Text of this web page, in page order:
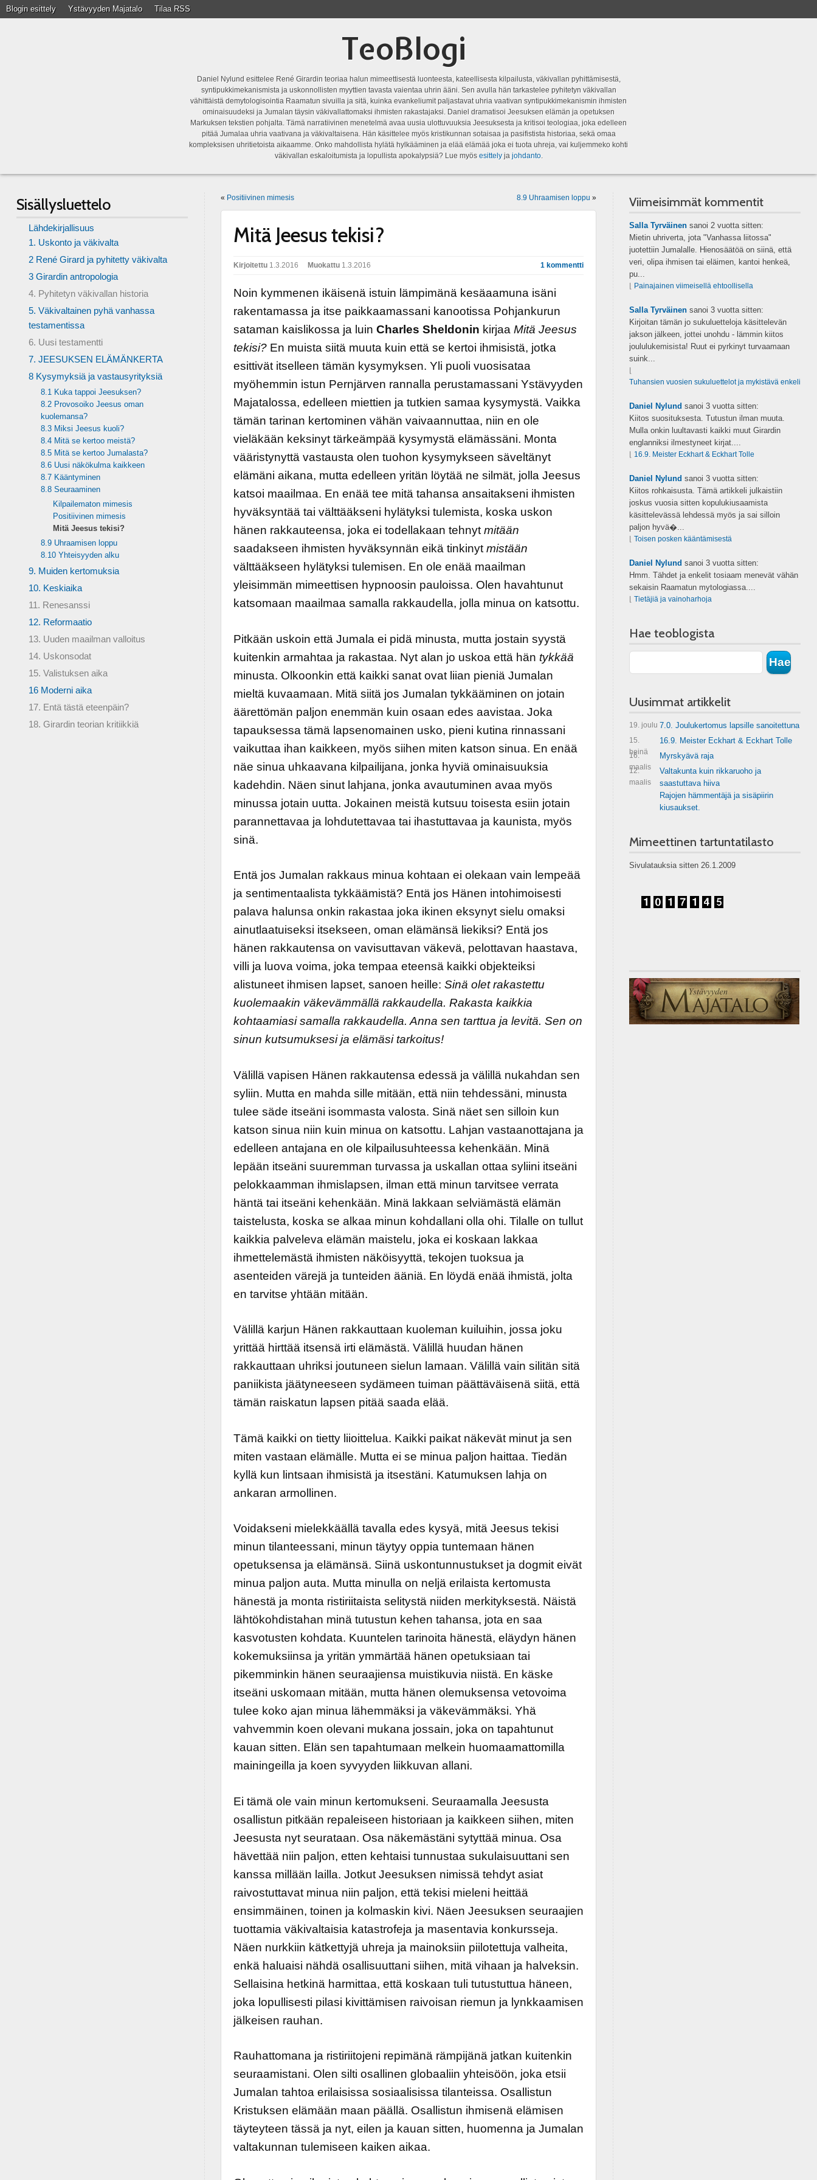
Blogin esittely Ystävyyden Majatalo Tilaa RSS
TeoBlogi
Daniel Nylund esittelee René Girardin teoriaa halun mimeettisestä luonteesta, kateellisesta kilpailusta, väkivallan pyhittämisestä,
syntipukkimekanismista ja uskonnollisten myyttien tavasta vaientaa uhrin ääni. Sen avulla hän tarkastelee pyhitetyn väkivallan
vähittäistä demytologisointia Raamatun sivuilla ja sitä, kuinka evankeliumit paljastavat uhria vaativan syntipukkimekanismin ihmisten
ominaisuudeksi ja Jumalan täysin väkivallattomaksi ihmisten rakastajaksi. Daniel dramatisoi Jeesuksen elämän ja opetuksen
Markuksen tekstien pohjalta. Tämä narratiivinen menetelmä avaa uusia ulottuvuuksia Jeesuksesta ja kritisoi teologiaa, joka edelleen
pitää Jumalaa uhria vaativana ja väkivaltaisena. Hän käsittelee myös kristikunnan sotaisaa ja pasifistista historiaa, sekä omaa
kompleksisen uhritietoista aikaamme. Onko mahdollista hylätä hylkääminen ja elää elämää joka ei tuota uhreja, vai kuljemmeko kohti
väkivallan eskaloitumista ja lopullista apokalypsiä? Lue myös esittelyja johdanto.
« Positiivinen mimesis 8.9 Uhraamisen loppu »
Mitä Jeesus tekisi?
1 kommentti
Kirjoitettu1.3.2016 Muokattu1.3.2016
Noin kymmenen ikäisenä istuin lämpimänä kesäaamuna isäni
rakentamassa ja itse paikkaamassani kanootissa Pohjankurun
sataman kaislikossa ja luin Charles Sheldonin kirjaa Mitä Jeesus
tekisi? En muista siitä muuta kuin että se kertoi ihmisistä, jotka
esittivät itselleen tämän kysymyksen. Yli puoli vuosisataa
myöhemmin istun Pernjärven rannalla perustamassani Ystävyyden
Majatalossa, edelleen miettien ja tutkien samaa kysymystä. Vaikka
tämän tarinan kertominen vähän vaivaannuttaa, niin en ole
vieläkään keksinyt tärkeämpää kysymystä elämässäni. Monta
vääristynyttä vastausta olen tuohon kysymykseen säveltänyt
elämäni aikana, mutta edelleen yritän löytää ne silmät, jolla Jeesus
katsoi maailmaa. En enää tee mitä tahansa ansaitakseni ihmisten
hyväksyntää tai välttääkseni hylätyksi tulemista, koska uskon
hänen rakkauteensa, joka ei todellakaan tehnyt mitään
saadakseen ihmisten hyväksynnän eikä tinkinyt mistään
välttääkseen hylätyksi tulemisen. En ole enää maailman
yleisimmän mimeettisen hypnoosin pauloissa. Olen havahtunut
katsomaan maailmaa samalla rakkaudella, jolla minua on katsottu.
Pitkään uskoin että Jumala ei pidä minusta, mutta jostain syystä
kuitenkin armahtaa ja rakastaa. Nyt alan jo uskoa että hän tykkää
minusta. Olkoonkin että kaikki sanat ovat liian pieniä Jumalan
mieltä kuvaamaan. Mitä siitä jos Jumalan tykkääminen on jotain
äärettömän paljon enemmän kuin osaan edes aavistaa. Joka
tapauksessa tämä lapsenomainen usko, pieni kutina rinnassani
vaikuttaa ihan kaikkeen, myös siihen miten katson sinua. En enää
näe sinua uhkaavana kilpailijana, jonka hyviä ominaisuuksia
kadehdin. Näen sinut lahjana, jonka avautuminen avaa myös
minussa jotain uutta. Jokainen meistä kutsuu toisesta esiin jotain
parannettavaa ja lohdutettavaa tai ihastuttavaa ja kaunista, myös
sinä.
Entä jos Jumalan rakkaus minua kohtaan ei olekaan vain lempeää
ja sentimentaalista tykkäämistä? Entä jos Hänen intohimoisesti
palava halunsa onkin rakastaa joka ikinen eksynyt sielu omaksi
ainutlaatuiseksi itsekseen, oman elämänsä liekiksi? Entä jos
hänen rakkautensa on vavisuttavan väkevä, pelottavan haastava,
villi ja luova voima, joka tempaa eteensä kaikki objekteiksi
alistuneet ihmisen lapset, sanoen heille: Sinä olet rakastettu
kuolemaakin väkevämmällä rakkaudella. Rakasta kaikkia
kohtaamiasi samalla rakkaudella. Anna sen tarttua ja levitä. Sen on
sinun kutsumuksesi ja elämäsi tarkoitus!
Välillä vapisen Hänen rakkautensa edessä ja välillä nukahdan sen
syliin. Mutta en mahda sille mitään, että niin tehdessäni, minusta
tulee säde itseäni isommasta valosta. Sinä näet sen silloin kun
katson sinua niin kuin minua on katsottu. Lahjan vastaanottajana ja
edelleen antajana en ole kilpailusuhteessa kehenkään. Minä
lepään itseäni suuremman turvassa ja uskallan ottaa syliini itseäni
pelokkaamman ihmislapsen, ilman että minun tarvitsee verrata
häntä tai itseäni kehenkään. Minä lakkaan selviämästä elämän
taistelusta, koska se alkaa minun kohdallani olla ohi. Tilalle on tullut
kaikkia palveleva elämän maistelu, joka ei koskaan lakkaa
ihmettelemästä ihmisten näköisyyttä, tekojen tuoksua ja
asenteiden värejä ja tunteiden ääniä. En löydä enää ihmistä, jolta
en tarvitse yhtään mitään.
Välillä karjun Hänen rakkauttaan kuoleman kuiluihin, jossa joku
yrittää hirttää itsensä irti elämästä. Välillä huudan hänen
rakkauttaan uhriksi joutuneen sielun lamaan. Välillä vain silitän sitä
paniikista jäätyneeseen sydämeen tuiman päättäväisenä siitä, että
tämän raiskatun lapsen pitää saada elää.
Tämä kaikki on tietty liioittelua. Kaikki paikat näkevät minut ja sen
miten vastaan elämälle. Mutta ei se minua paljon haittaa. Tiedän
kyllä kun lintsaan ihmisistä ja itsestäni. Katumuksen lahja on
ankaran armollinen.
Voidakseni mielekkäällä tavalla edes kysyä, mitä Jeesus tekisi
minun tilanteessani, minun täytyy oppia tuntemaan hänen
opetuksensa ja elämänsä. Siinä uskontunnustukset ja dogmit eivät
minua paljon auta. Mutta minulla on neljä erilaista kertomusta
hänestä ja monta ristiriitaista selitystä niiden merkityksestä. Näistä
lähtökohdistahan minä tutustun kehen tahansa, jota en saa
kasvotusten kohdata. Kuuntelen tarinoita hänestä, eläydyn hänen
kokemuksiinsa ja yritän ymmärtää hänen opetuksiaan tai
pikemminkin hänen seuraajiensa muistikuvia niistä. En käske
itseäni uskomaan mitään, mutta hänen olemuksensa vetovoima
tulee koko ajan minua lähemmäksi ja väkevämmäksi. Yhä
vahvemmin koen olevani mukana jossain, joka on tapahtunut
kauan sitten. Elän sen tapahtumaan melkein huomaamattomilla
mainingeilla ja koen syvyyden liikkuvan allani.
Ei tämä ole vain minun kertomukseni. Seuraamalla Jeesusta
osallistun pitkään repaleiseen historiaan ja kaikkeen siihen, miten
Jeesusta nyt seurataan. Osa näkemästäni sytyttää minua. Osa
hävettää niin paljon, etten kehtaisi tunnustaa sukulaisuuttani sen
kanssa millään lailla. Jotkut Jeesuksen nimissä tehdyt asiat
raivostuttavat minua niin paljon, että tekisi mieleni heittää
ensimmäinen, toinen ja kolmaskin kivi. Näen Jeesuksen seuraajien
tuottamia väkivaltaisia katastrofeja ja masentavia konkursseja.
Näen nurkkiin kätkettyjä uhreja ja mainoksiin piilotettuja valheita,
enkä haluaisi nähdä osallisuuttani siihen, mitä vihaan ja halveksin.
Sellaisina hetkinä harmittaa, että koskaan tuli tutustuttua häneen,
joka lopullisesti pilasi kivittämisen raivoisan riemun ja lynkkaamisen
jälkeisen rauhan.
Rauhattomana ja ristiriitojeni repimänä rämpijänä jatkan kuitenkin
seuraamistani. Olen silti osallinen globaaliin yhteisöön, joka etsii
Jumalan tahtoa erilaisissa sosiaalisissa tilanteissa. Osallistun
Kristuksen elämään maan päällä. Osallistun ihmisenä elämisen
täyteyteen tässä ja nyt, eilen ja kauan sitten, huomenna ja Jumalan
valtakunnan tulemiseen kaiken aikaa.
Sisällysluettelo
Lähdekirjallisuus
1. Uskonto ja väkivalta
2 René Girard ja pyhitetty väkivalta
3 Girardin antropologia
4. Pyhitetyn väkivallan historia
5. Väkivaltainen pyhä vanhassa
testamentissa
6. Uusi testamentti
7. JEESUKSEN ELÄMÄNKERTA
8 Kysymyksiä ja vastausyrityksiä
8.1 Kuka tappoi Jeesuksen?
8.2 Provosoiko Jeesus oman
kuolemansa?
8.3 Miksi Jeesus kuoli?
8.4 Mitä se kertoo meistä?
8.5 Mitä se kertoo Jumalasta?
8.6 Uusi näkökulma kaikkeen
8.7 Kääntyminen
8.8 Seuraaminen
Kilpailematon mimesis
Positiivinen mimesis
Mitä Jeesus tekisi?
8.9 Uhraamisen loppu
8.10 Yhteisyyden alku
9. Muiden kertomuksia
10. Keskiaika
11. Renesanssi
12. Reformaatio
13. Uuden maailman valloitus
14. Uskonsodat
15. Valistuksen aika
16 Moderni aika
17. Entä tästä eteenpäin?
18. Girardin teorian kritiikkiä
Viimeisimmät kommentit
Salla Tyrväinensanoi 2 vuotta sitten:
Mietin uhriverta, jota "Vanhassa liitossa"
juotettiin Jumalalle. Hienosäätöä on siinä, että
veri, olipa ihmisen tai eläimen, kantoi henkeä,
pu...
Painajainen viimeisellä ehtoollisella
Salla Tyrväinensanoi 3 vuotta sitten:
Kirjoitan tämän jo sukuluetteloja käsittelevän
jakson jälkeen, jottei unohdu - lämmin kiitos
joululukemisista! Ruut ei pyrkinyt turvaamaan
suink...
Tuhansien vuosien sukuluettelot ja mykistävä enkeli
Daniel Nylund sanoi 3 vuotta sitten:
Kiitos suosituksesta. Tutustun ilman muuta.
Mulla onkin luultavasti kaikki muut Girardin
englanniksi ilmestyneet kirjat....
16.9. Meister Eckhart & Eckhart Tolle
Daniel Nylund sanoi 3 vuotta sitten:
Kiitos rohkaisusta. Tämä artikkeli julkaistiin
joskus vuosia sitten kopulukiusaamista
käsittelevässä lehdessä myös ja sai silloin
paljon hyvä�...
Toisen posken kääntämisestä
Daniel Nylund sanoi 3 vuotta sitten:
Hmm. Tähdet ja enkelit tosiaam menevät vähän
sekaisin Raamatun mytologiassa....
Tietäjiä ja vainoharhoja
Hae teoblogista
Uusimmat artikkelit
19. joulu 7.0. Joulukertomus lapsille sanoitettuna
15.
heinä
16.9. Meister Eckhart & Eckhart Tolle
16.
maalis
Myrskyävä raja
12.
maalis
Valtakunta kuin rikkaruoho ja
saastuttava hiiva
Rajojen hämmentäjä ja sisäpiirin
kiusaukset.
Mimeettinen tartuntatilasto
Sivulatauksia sitten 26.1.2009